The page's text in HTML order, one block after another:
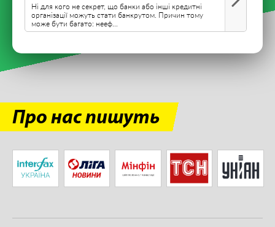
Ні для кого не секрет, що банки або інші кредитні
організації можуть стати банкрутом. Причин тому
може бути багато: нееф...
Про нас пишуть